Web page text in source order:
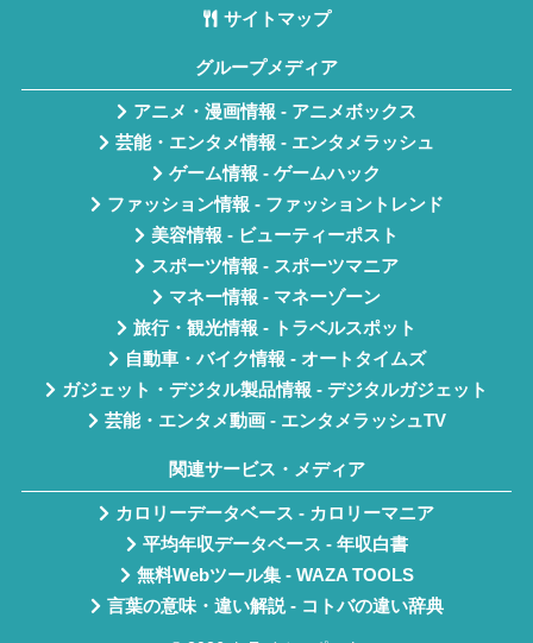
サイトマップ
グループメディア
アニメ・漫画情報 - アニメボックス
芸能・エンタメ情報 - エンタメラッシュ
ゲーム情報 - ゲームハック
ファッション情報 - ファッショントレンド
美容情報 - ビューティーポスト
スポーツ情報 - スポーツマニア
マネー情報 - マネーゾーン
旅行・観光情報 - トラベルスポット
自動車・バイク情報 - オートタイムズ
ガジェット・デジタル製品情報 - デジタルガジェット
芸能・エンタメ動画 - エンタメラッシュTV
関連サービス・メディア
カロリーデータベース - カロリーマニア
平均年収データベース - 年収白書
無料Webツール集 - WAZA TOOLS
言葉の意味・違い解説 - コトバの違い辞典